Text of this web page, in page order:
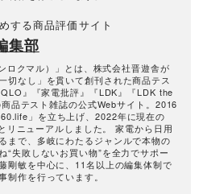
する商品評価サイト
集部
ロクマル）」とは、株式会社晋遊舎が
切なし」を貫いて創刊された商品テス
』『家電批評』『LDK』『LDK the
品テスト雑誌の公式Webサイト。2016
」を立ち上げ、2022年に現在の
リニューアルしました。 家電から日用
まで、多岐にわたるジャンルで本物の
“失敗しないお買い物”を全力でサポー
剛敏を中心に、11名以上の編集体制で
制作を行っています。